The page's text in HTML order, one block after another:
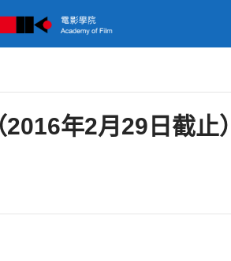
年2月29日截止）